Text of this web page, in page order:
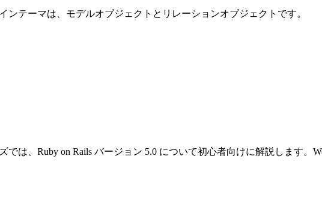
ンテーマは、モデルオブジェクトとリレーションオブジェクトです。
は、Ruby on Rails バージョン 5.0 について初心者向けに解説します。